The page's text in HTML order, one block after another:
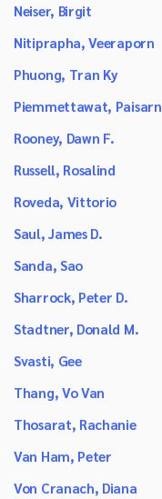
Neiser, Birgit
Nitiprapha, Veeraporn
Phuong, Tran Ky
Piemmettawat, Paisarn
Rooney, Dawn F.
Russell, Rosalind
Roveda, Vittorio
Saul, James D.
Sanda, Sao
Sharrock, Peter D.
Stadtner, Donald M.
Svasti, Gee
Thang, Vo Van
Thosarat, Rachanie
Van Ham, Peter
Von Cranach, Diana